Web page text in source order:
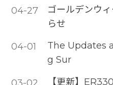
04-27
ゴールデンウ
らせ
04-01
The Updates
g Sur
【更新】